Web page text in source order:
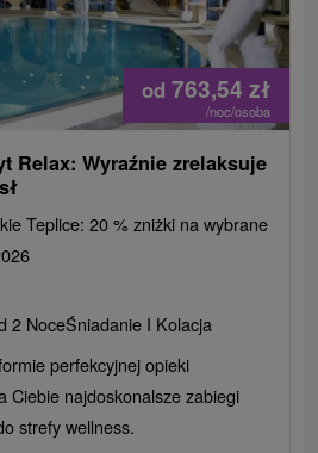
od 763,54 zł
/noc/osoba
Relax: Wyraźnie zrelaksuje
Teplice: 20 % zniżki na wybrane
2 NoceŚniadanie I Kolacja
perfekcyjnej opieki
Ciebie najdoskonalsze zabiegi
strefy wellness.